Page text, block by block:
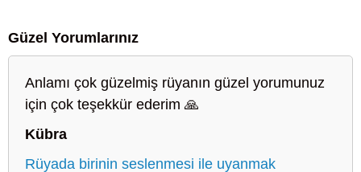
Güzel Yorumlarınız
Anlamı çok güzelmiş rüyanın güzel yorumunuz
için çok teşekkür ederim 🙏
Kübra
Rüyada birinin seslenmesi ile uyanmak